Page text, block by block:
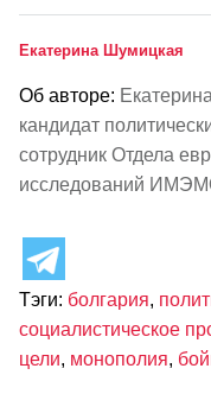
Екатерина Шумицкая
Об авторе:
кандидат
сотрудник Отдела
исследований
Тэги: болгария,
социалистическое
цели, монополия,